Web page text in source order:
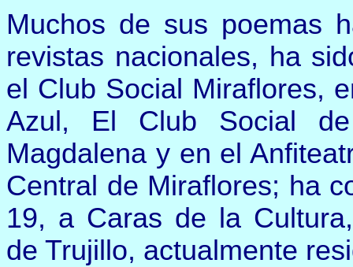
Muchos de sus poemas
revistas nacionales, ha
el Club Social Miraflores,
Azul, El Club Social
Magdalena y en el
Central de Miraflores; ha
19, a Caras de la
de Trujillo, actualmente